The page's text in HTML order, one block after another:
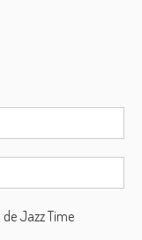
de Jazz Time